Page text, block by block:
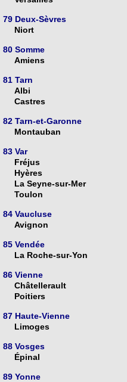
79 Deux-Sèvres
Niort
80 Somme
Amiens
81 Tarn
Albi
Castres
82 Tarn-et-Garonne
Montauban
83 Var
Fréjus
Hyères
La Seyne-sur-Mer
Toulon
84 Vaucluse
Avignon
85 Vendée
La Roche-sur-Yon
86 Vienne
Châtellerault
Poitiers
87 Haute-Vienne
Limoges
88 Vosges
Épinal
89 Yonne